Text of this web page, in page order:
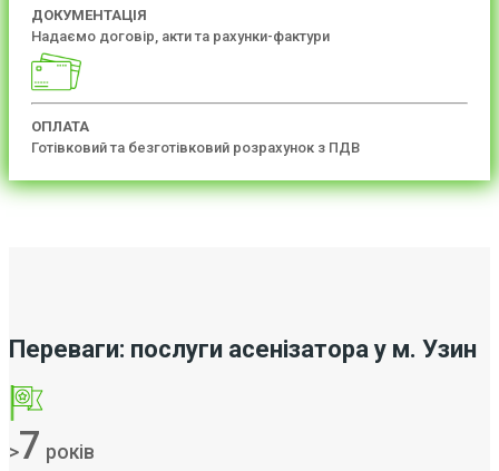
ДОКУМЕНТАЦІЯ
Надаємо договір, акти та рахунки-фактури
ОПЛАТА
Готівковий та безготівковий розрахунок з ПДВ
Переваги: послуги асенізатора у м. Узин
>7 років